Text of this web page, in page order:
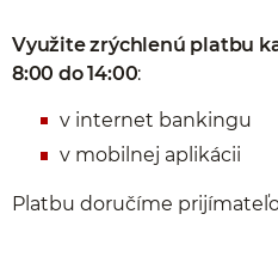
Využite zrýchlenú platbu
8:00 do 14:00:
v internet bankingu
v mobilnej aplikácii
Platbu doručíme